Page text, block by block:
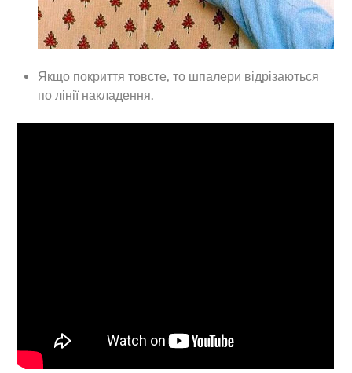
Якщо покриття товсте, то шпалери відрізаються
по лінії накладення.